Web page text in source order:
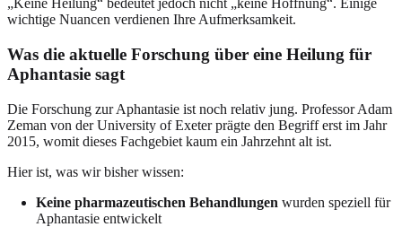
„Keine Heilung“ bedeutet jedoch nicht „keine Hoffnung“. Einige
wichtige Nuancen verdienen Ihre Aufmerksamkeit.
Was die aktuelle Forschung über eine Heilung für
Aphantasie sagt
Die Forschung zur Aphantasie ist noch relativ jung. Professor Adam
Zeman von der University of Exeter prägte den Begriff erst im Jahr
2015, womit dieses Fachgebiet kaum ein Jahrzehnt alt ist.
Hier ist, was wir bisher wissen:
Keine pharmazeutischen Behandlungen wurden speziell für
Aphantasie entwickelt